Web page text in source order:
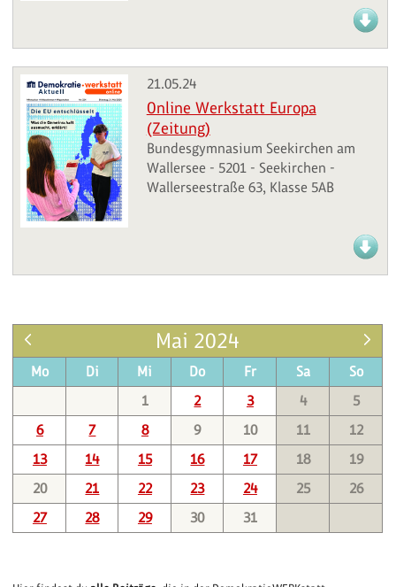
21.05.24
Online Werkstatt Europa
(Zeitung)
Bundesgymnasium Seekirchen am
Wallersee - 5201 - Seekirchen -
Wallerseestraße 63, Klasse 5AB
Mai 2024
Mo Di Mi Do Fr Sa
So
1
2 3 4
5
6
7 8 9 10 11
12
13
14 15 16 17 18
19
20
21 22 23 24 25
26
27
28 29 30 31